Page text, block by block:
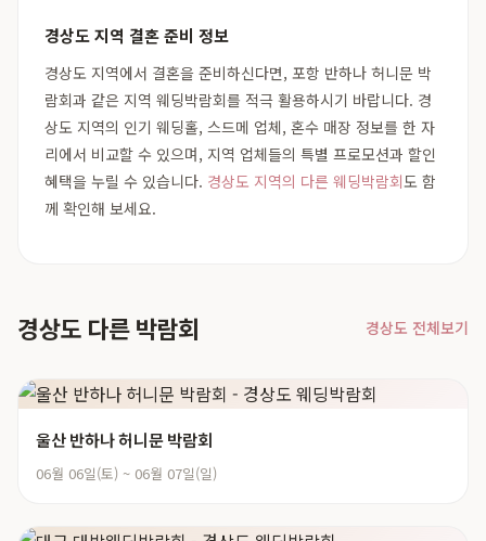
경상도 지역 결혼 준비 정보
경상도 지역에서 결혼을 준비하신다면, 포항 반하나 허니문 박
람회과 같은 지역 웨딩박람회를 적극 활용하시기 바랍니다. 경
상도 지역의 인기 웨딩홀, 스드메 업체, 혼수 매장 정보를 한 자
리에서 비교할 수 있으며, 지역 업체들의 특별 프로모션과 할인
혜택을 누릴 수 있습니다. 경상도 지역의 다른 웨딩박람회도 함
께 확인해 보세요.
경상도 다른 박람회 경상도 전체보기
울산 반하나 허니문 박람회
06월 06일(토) ~ 06월 07일(일)